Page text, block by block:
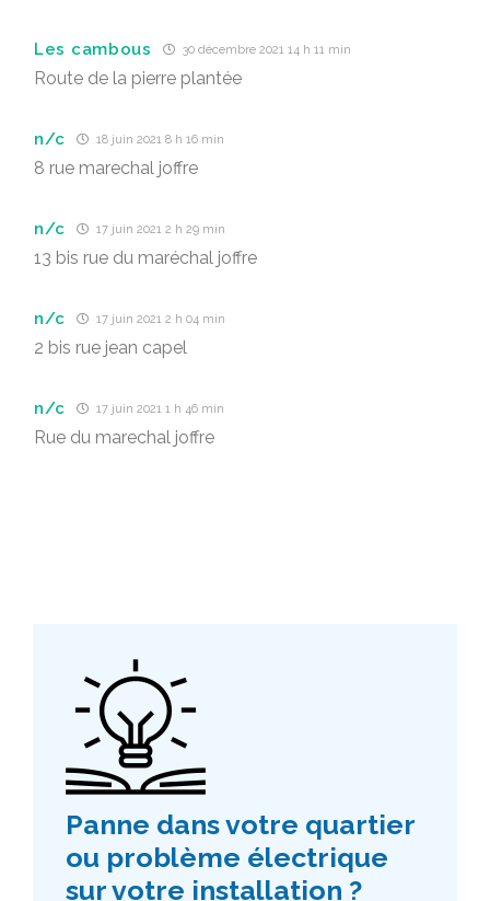
Les cambous 30 décembre 2021 14 h 11 min
Route de la pierre plantée
n/c 18 juin 2021 8 h 16 min
8 rue marechal joffre
n/c 17 juin 2021 2 h 29 min
13 bis rue du maréchal joffre
n/c 17 juin 2021 2 h 04 min
2 bis rue jean capel
n/c 17 juin 2021 1 h 46 min
Rue du marechal joffre
Panne dans votre quartier
ou problème électrique
sur votre installation ?